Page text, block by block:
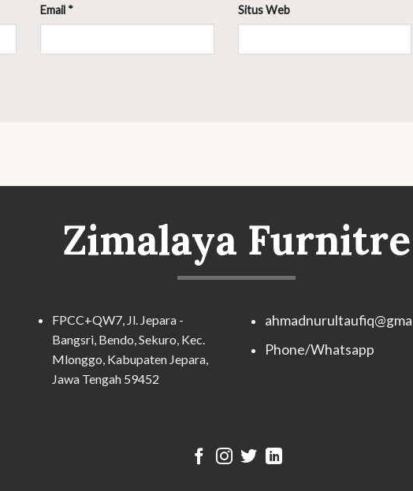
Email * Situs Web
Zimalaya Furnitre
FPCC+QW7, Jl. Jepara -
Bangsri, Bendo, Sekuro, Kec.
Mlonggo, Kabupaten Jepara,
Jawa Tengah 59452
Phone/Whatsapp